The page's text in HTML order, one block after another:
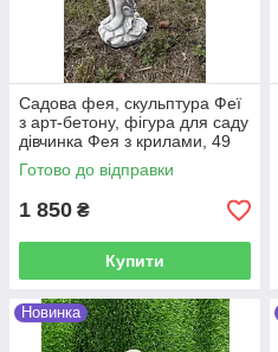
Садова фея, скульптура Феї
з арт-бетону, фігура для саду
дівчинка Фея з крилами, 49
см
Готово до відправки
1 850 ₴
Купити
Новинка